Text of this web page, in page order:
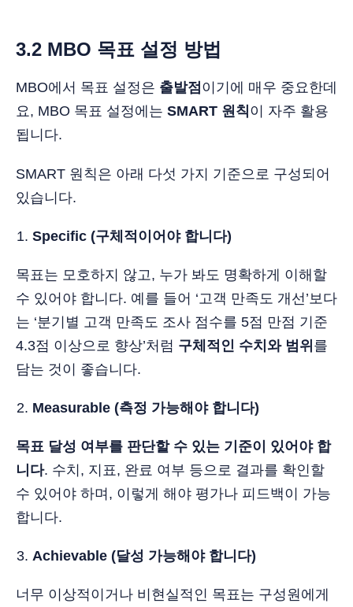
3.2 MBO 목표 설정 방법
MBO에서 목표 설정은 출발점 이기에 매우 중요한데
요, MBO 목표 설정에는 SMART 원칙이 자주 활용
됩니다.
SMART 원칙은 아래 다섯 가지 기준으로 구성되어
있습니다.
Specific (구체적이어야 합니다)
목표는 모호하지 않고, 누가 봐도 명확하게 이해할
수 있어야 합니다. 예를 들어 ‘고객 만족도 개선’보다
는 ‘분기별 고객 만족도 조사 점수를 5점 만점 기준
4.3점 이상으로 향상’처럼 구체적인 수치와 범위 를
담는 것이 좋습니다.
Measurable (측정 가능해야 합니다)
목표 달성 여부를 판단할 수 있는 기준이 있어야 합
니다. 수치, 지표, 완료 여부 등으로 결과를 확인할
수 있어야 하며, 이렇게 해야 평가나 피드백이 가능
합니다.
Achievable (달성 가능해야 합니다)
너무 이상적이거나 비현실적인 목표는 구성원에게